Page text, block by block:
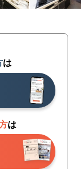
は
は